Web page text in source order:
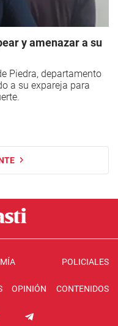
y amenazar a su
Piedra, departamento
a su expareja para
POLICIALES
OPINIÓN CONTENIDOS